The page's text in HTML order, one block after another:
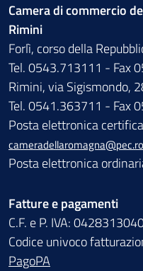
Camera di commercio
Rimini
Forlì, corso della
Tel. 0543.713111 - Fax
Rimini, via Sigismondo,
Tel. 0541.363711 - Fax
Posta elettronica
Posta elettronica
Fatture e pagamenti
C.F. e P. IVA:
Codice univoco
PagoPA